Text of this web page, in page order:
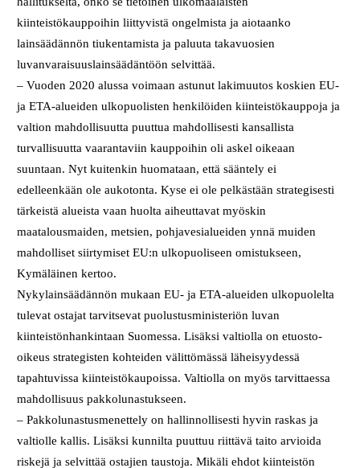
kiinteistökauppoihin liittyvistä ongelmista ja aiotaanko
lainsäädännön tiukentamista ja paluuta takavuosien
luvanvaraisuuslainsäädäntöön selvittää.
– Vuoden 2020 alussa voimaan astunut lakimuutos koskien EU-
ja ETA-alueiden ulkopuolisten henkilöiden kiinteistökauppoja ja
valtion mahdollisuutta puuttua mahdollisesti kansallista
turvallisuutta vaarantaviin kauppoihin oli askel oikeaan
suuntaan. Nyt kuitenkin huomataan, että sääntely ei
edelleenkään ole aukotonta. Kyse ei ole pelkästään strategisesti
tärkeistä alueista vaan huolta aiheuttavat myöskin
maatalousmaiden, metsien, pohjavesialueiden ynnä muiden
mahdolliset siirtymiset EU:n ulkopuoliseen omistukseen,
Kymäläinen kertoo.
Nykylainsäädännön mukaan EU- ja ETA-alueiden ulkopuolelta
tulevat ostajat tarvitsevat puolustusministeriön luvan
kiinteistönhankintaan Suomessa. Lisäksi valtiolla on etuosto-
oikeus strategisten kohteiden välittömässä läheisyydessä
tapahtuvissa kiinteistökaupoissa. Valtiolla on myös tarvittaessa
mahdollisuus pakkolunastukseen.
– Pakkolunastusmenettely on hallinnollisesti hyvin raskas ja
valtiolle kallis. Lisäksi kunnilta puuttuu riittävä taito arvioida
riskejä ja selvittää ostajien taustoja. Mikäli ehdot kiinteistön